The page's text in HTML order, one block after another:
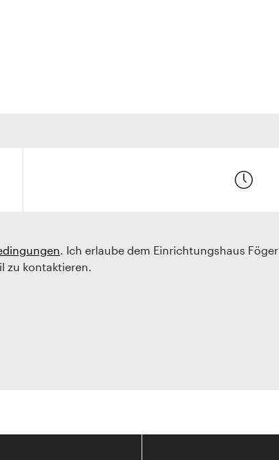
. Ich erlaube dem Einrichtungshaus Föger
zu kontaktieren.